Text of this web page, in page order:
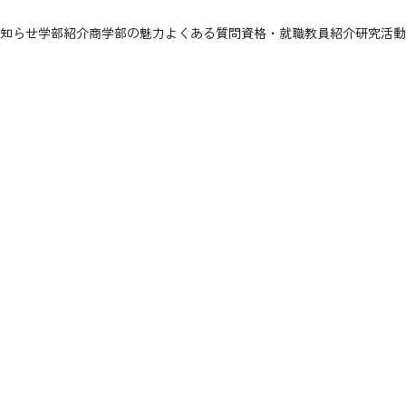
らせ学部紹介商学部の魅力 よくある質問資格・就職教員紹介研究活動